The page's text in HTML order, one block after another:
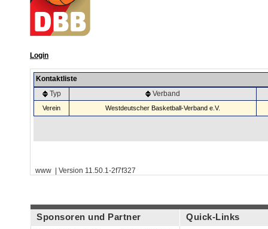
Login
Kontaktliste
Typ
Verband
Verein Westdeutscher Basketball-Verband e.V.
www | Version 11.50.1-2f7f327
Sponsoren und Partner Quick-Links